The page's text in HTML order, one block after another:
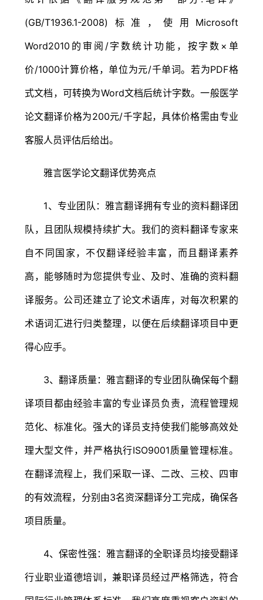
(GB/T1936.1-2008)标准，使用Microsoft
Word2010的审阅/字数统计功能，按字数×单
价/1000计算价格，单位为元/千单词。若为PDF格
式文档，可转换为Word文档后统计字数。一般医学
论文翻译价格为200元/千字起，具体价格需由专业
客服人员评估后给出。
雅言医学论文翻译优势亮点
1、专业团队：雅言翻译拥有专业的资料翻译团
队，且团队规模持续扩大。我们的资料翻译专家来
自不同国家，不仅翻译经验丰富，而且翻译素养
高，能够随时为您提供专业、及时、准确的资料翻
译服务。公司还建立了论文术语库，对每次积累的
术语词汇进行归类整理，以便在后续翻译项目中更
得心应手。
3、翻译质量：雅言翻译的专业团队确保每个翻
译项目都由经验丰富的专业译员负责，流程管理规
范化、标准化。强大的译员支持使我们能够高效处
理大型文件，并严格执行ISO9001质量管理标准。
在翻译流程上，我们采取一译、二改、三校、四审
的有效流程，分别由3名资深翻译分工完成，确保各
项目质量。
4、保密性强：雅言翻译的全职译员均接受翻译
行业职业道德培训，兼职译员经过严格筛选，符合